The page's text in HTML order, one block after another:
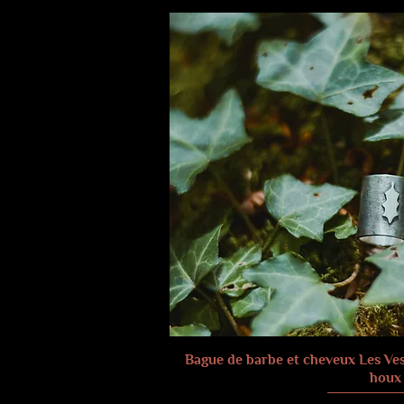
Bague de barbe et cheveux Les
houx